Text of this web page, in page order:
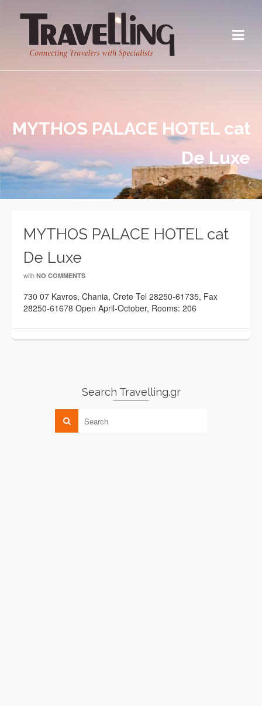
MYTHOS PALACE HOTEL cat
De Luxe
MYTHOS PALACE HOTEL cat
De Luxe
with NO COMMENTS
730 07 Kavros, Chania, Crete Tel 28250-61735, Fax
28250-61678 Open April-October, Rooms: 206
Search Travelling.gr